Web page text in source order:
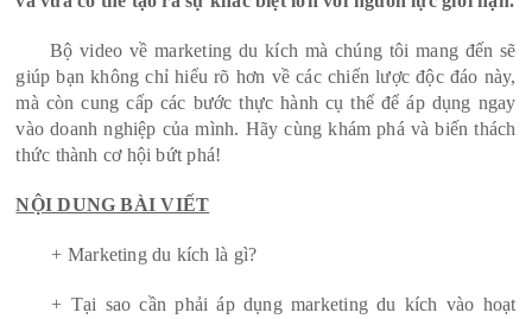
Bộ video về marketing du kích mà chúng tôi mang đến sẽ
giúp bạn không chỉ hiểu rõ hơn về các chiến lược độc đáo này,
mà còn cung cấp các bước thực hành cụ thể để áp dụng ngay
vào doanh nghiệp của mình. Hãy cùng khám phá và biến thách
thức thành cơ hội bứt phá!
NỘI DUNG BÀI VIẾT
+ Marketing du kích là gì?
+ Tại sao cần phải áp dụng marketing du kích vào hoạt